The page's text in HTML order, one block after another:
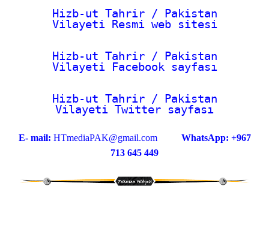
Hizb-ut Tahrir / Pakistan
Vilayeti Resmi web sitesi
Hizb-ut Tahrir / Pakistan
Vilayeti Facebook sayfası
Hizb-ut Tahrir / Pakistan
Vilayeti Twitter sayfası
E- mail: HTmediaPAK@gmail.comWhatsApp: +967
713 645 449